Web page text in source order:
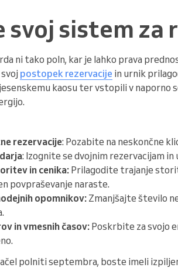
svoj sistem za
ni tako poln, kar je lahko prava
postopek rezervacije in urnik
kaosu ter vstopili v naporno
rezervacije: Pozabite na neskončne
: Izognite se dvojnim rezervacijam
in cenika:Prilagodite trajanje
povpraševanje naraste.
opomnikov: Zmanjšajte število
in vmesnih časov: Poskrbite za svojo
polniti septembra, boste imeli